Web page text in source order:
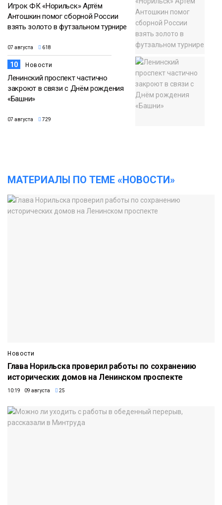
Игрок ФК «Норильск» Артём
Антошкин помог сборной России
взять золото в футзальном турнире
07 августа 618
10 Новости
Ленинский проспект частично
закроют в связи с Днём рождения
«Башни»
07 августа 729
МАТЕРИАЛЫ ПО ТЕМЕ «НОВОСТИ»
Новости
Глава Норильска проверил работы по сохранению
исторических домов на Ленинском проспекте
10:19 09 августа 25